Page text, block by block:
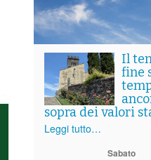
Il
fine
sopra dei valori
Leggi tutto…
Sabato